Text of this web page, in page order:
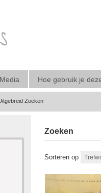
Hoe gebruik je
Zoeken
Zoeken
Sorteren op